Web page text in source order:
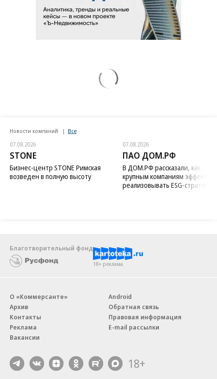
Новости компаний Все
07.08.2026
STONE
Бизнес-центр STONE Римская
возведен в полную высоту
07.08.2026
ПАО ДОМ.РФ
В ДОМ.РФ рассказали, как
крупным компаниям
реализовывать ESG-стратегию
Благотворительный фонд
18+ реклама
О «Коммерсанте»
Архив
Контакты
Реклама
Вакансии
Android
Обратная связь
Правовая информация
E-mail рассылки
18+